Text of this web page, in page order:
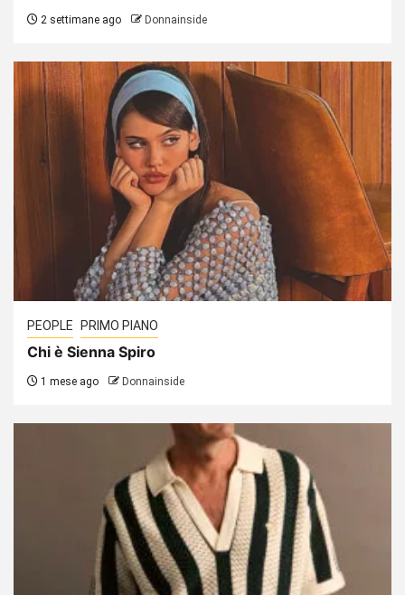
2 settimane ago Donnainside
PEOPLE PRIMO PIANO
Chi è Sienna Spiro
1 mese ago Donnainside